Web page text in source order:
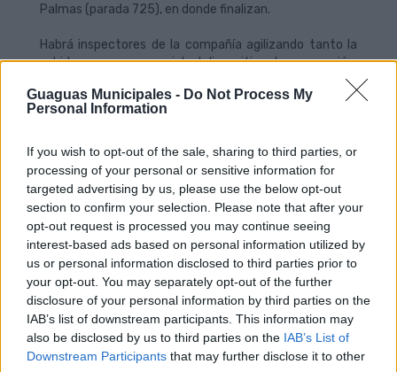
Guaguas Municipales - Do Not Process My
Personal Information
If you wish to opt-out of the sale, sharing to third parties, or
processing of your personal or sensitive information for
targeted advertising by us, please use the below opt-out
section to confirm your selection. Please note that after your
opt-out request is processed you may continue seeing
interest-based ads based on personal information utilized by
us or personal information disclosed to third parties prior to
your opt-out. You may separately opt-out of the further
disclosure of your personal information by third parties on the
IAB’s list of downstream participants. This information may
also be disclosed by us to third parties on the IAB’s List of
Downstream Participants that may further disclose it to other
Palmas (parada 725), en donde finalizan.
Habrá inspectores de la compañía agilizando tanto la
subida, como en especial, el dispositivo de evacuación,
que arrancará desde la parada de guaguas situada
frente al Centro Comercial Siete Palmas (parada 636).
En cuanto al resto de líneas, la 44 (Santa Catalina – Isla
Canaria, así como la línea 45 (Santa Catalina-Hoya
Andrea), con las que se podrá llegar hasta el recinto
deportivo.
Guaguas Municipales recomienda el uso del transporte
público para asistir a estos eventos, donde se
concentra una gran cantidad de personas. La compañía
municipal de transporte público goza de unaamplia
experiencia
en estos servicios, realizados con motivo
de conciertos musicales (Bruce Springsteen, 'The
Opera Experience'), eventos deportivos y grandes
eventos sociales (San Juan, Carnavales, Bajada de la
Virgen).